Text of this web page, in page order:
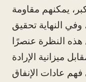
يمكنهم مقاومة
وفي النهاية تحقيق
هذه النظرة عنصرًا
ميزانية الإرادة
عادات الإنفاق